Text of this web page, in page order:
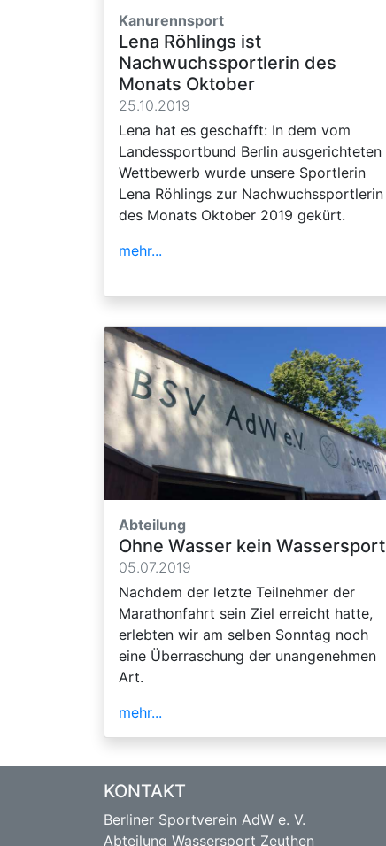
Kanurennsport
Lena Röhlings ist
Nachwuchssportlerin des
Monats Oktober
25.10.2019
Lena hat es geschafft: In dem vom
Landessportbund Berlin ausgerichteten
Wettbewerb wurde unsere Sportlerin
Lena Röhlings zur Nachwuchssportlerin
des Monats Oktober 2019 gekürt.
mehr...
Abteilung
Ohne Wasser kein Wassersport
05.07.2019
Nachdem der letzte Teilnehmer der
Marathonfahrt sein Ziel erreicht hatte,
erlebten wir am selben Sonntag noch
eine Überraschung der unangenehmen
Art.
mehr...
KONTAKT
Berliner Sportverein AdW e. V.
Abteilung Wassersport Zeuthen